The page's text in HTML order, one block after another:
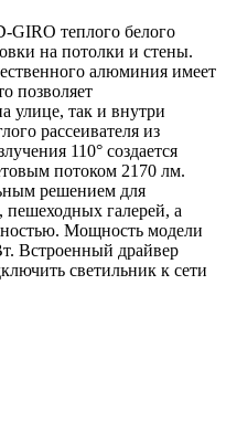
GIRO теплого белого
на потолки и стены.
алюминия имеет
позволяет
улице, так и внутри
рассеивателя из
110° создается
потоком 2170 лм.
решением для
галерей, а
Мощность модели
Встроенный драйвер
светильник к сети